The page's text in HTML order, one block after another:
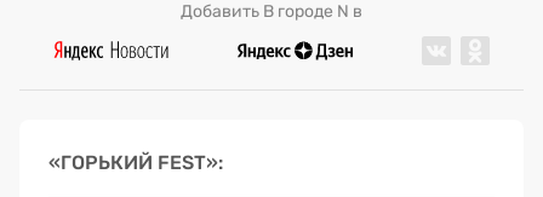
Добавить В городе N в
«ГОРЬКИЙ FEST»